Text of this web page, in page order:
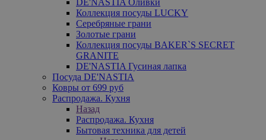
Коллекция посуды LUCKY
Серебряные грани
Золотые грани
Коллекция посуды BAKER`S SECRET
GRANITE
DE'NASTIA Гусиная лапка
Посуда DE'NASTIA
Ковры от 699 руб
Распродажа. Кухня
Назад
Распродажа. Кухня
Бытовая техника для детей